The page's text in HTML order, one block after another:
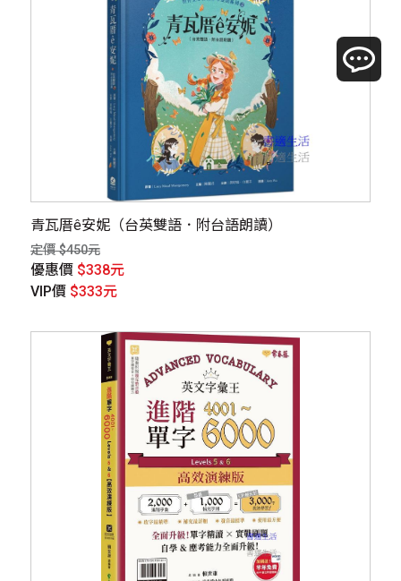
青瓦厝ê安妮（台英雙語．附台語朗讀）
定價 $450元
優惠價 $338元
VIP價 $333元